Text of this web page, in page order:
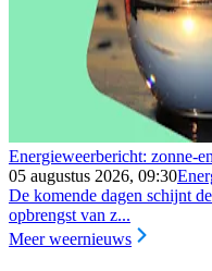
Energieweerbericht: zonne-
05 augustus 2026, 09:30
De komende dagen schijnt
opbrengst van z...
Meer weernieuws